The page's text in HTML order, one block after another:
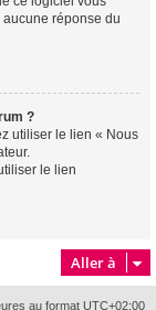
réponse du
?
utiliser le lien « Nous
le lien
Aller à
au format UTC+02:00